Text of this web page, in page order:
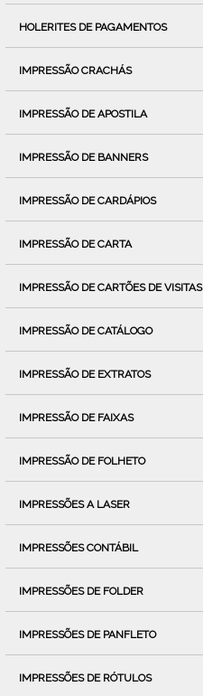
HOLERITES DE PAGAMENTOS
IMPRESSÃO CRACHÁS
IMPRESSÃO DE APOSTILA
IMPRESSÃO DE BANNERS
IMPRESSÃO DE CARDÁPIOS
IMPRESSÃO DE CARTA
IMPRESSÃO DE CARTÕES DE VISITAS
IMPRESSÃO DE CATÁLOGO
IMPRESSÃO DE EXTRATOS
IMPRESSÃO DE FAIXAS
IMPRESSÃO DE FOLHETO
IMPRESSÕES A LASER
IMPRESSÕES CONTÁBIL
IMPRESSÕES DE FOLDER
IMPRESSÕES DE PANFLETO
IMPRESSÕES DE RÓTULOS